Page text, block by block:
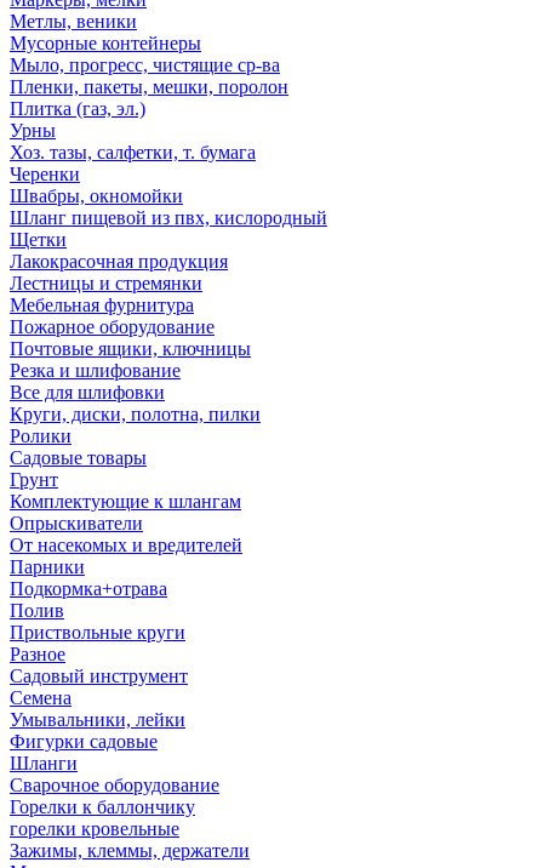
Метлы, веники
Мусорные контейнеры
Мыло, прогресс, чистящие ср-ва
Пленки, пакеты, мешки, поролон
Плитка (газ, эл.)
Урны
Хоз. тазы, салфетки, т. бумага
Черенки
Швабры, окномойки
Шланг пищевой из пвх, кислородный
Щетки
Лакокрасочная продукция
Лестницы и стремянки
Мебельная фурнитура
Пожарное оборудование
Почтовые ящики, ключницы
Резка и шлифование
Все для шлифовки
Круги, диски, полотна, пилки
Ролики
Садовые товары
Грунт
Комплектующие к шлангам
Опрыскиватели
От насекомых и вредителей
Парники
Подкормка+отрава
Полив
Приствольные круги
Разное
Садовый инструмент
Семена
Умывальники, лейки
Фигурки садовые
Шланги
Сварочное оборудование
Горелки к баллончику
горелки кровельные
Зажимы, клеммы, держатели